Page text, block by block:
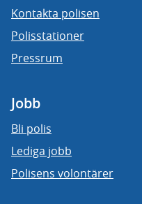
Kontakta polisen
Polisstationer
Pressrum
Jobb
Bli polis
Lediga jobb
Polisens volontärer